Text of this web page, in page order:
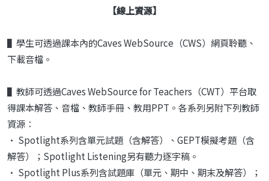
【線上資源】
▌學生可透過課本內的Caves WebSource（CWS）網頁聆聽、
下載音檔。
▌教師可透過Caves WebSource for Teachers（CWT）平台取
得課本解答、音檔、教師手冊、教用PPT。各系列另附下列教師
資源：
• Spotlight系列含單元試題（含解答）、GEPT模擬考題（含
解答）；Spotlight Listening另有聽力逐字稿。
• Spotlight Plus系列含試題庫（單元、期中、期末及解答）；